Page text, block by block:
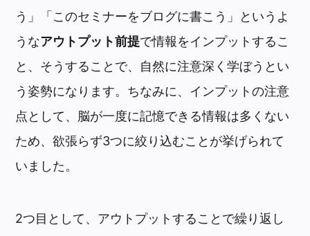
う」「このセミナーをブログに書こう」というよ
うなアウトプット前提で情報をインプットするこ
と、そうすることで、自然に注意深く学ぼうとい
う姿勢になります。ちなみに、インプットの注意
点として、脳が一度に記憶できる情報は多くない
ため、欲張らず3つに絞り込むことが挙げられて
いました。
2つ目として、アウトプットすることで繰り返し